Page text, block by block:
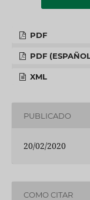
PDF
PDF
XML
PUBLICADO
20/02/2020
COMO CITAR